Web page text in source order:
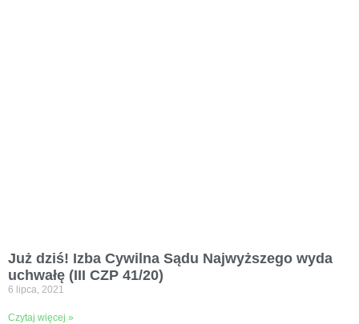
Już dziś! Izba Cywilna Sądu Najwyższego wyda
uchwałę (III CZP 41/20)
6 lipca, 2021
Czytaj więcej »